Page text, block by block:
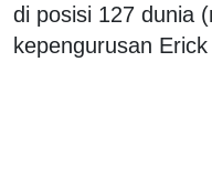
di posisi 127 dunia
kepengurusan